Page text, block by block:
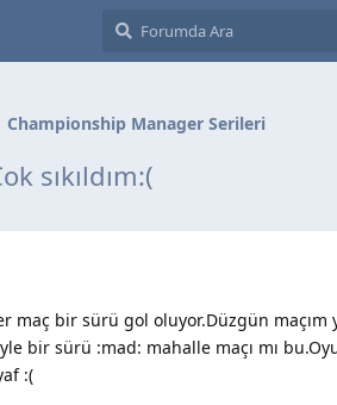
Championship Manager Serileri
sıkıldım:(
maç bir sürü gol oluyor.Düzgün maçım
bir sürü :mad: mahalle maçı mı
:(